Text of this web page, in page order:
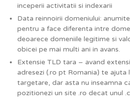
inceperii activitatii si indexarii
Data reinnoirii domeniului:
pentru a face diferenta intre
deoarece domeniile legitime si
obicei pe mai multi ani in avans.
Extensie TLD tara – avand
adresezi (.ro pt Romania) te
targetare, dar asta nu inseamna
pozitionezi un site .ro decat unul